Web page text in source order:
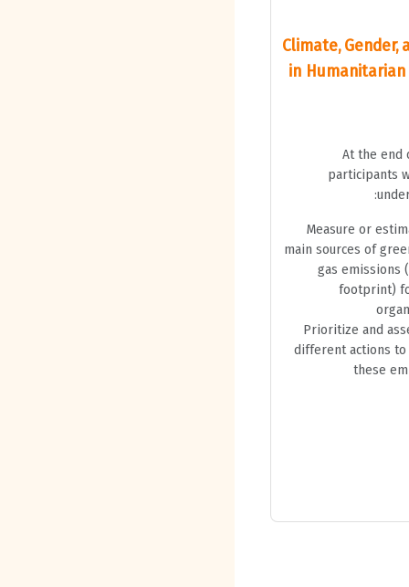
Climate, Gender,
in Humanitarian
At the end
participants
Measure or
main sources of
gas emissions
footprint)
Prioritize and
different actions to
these